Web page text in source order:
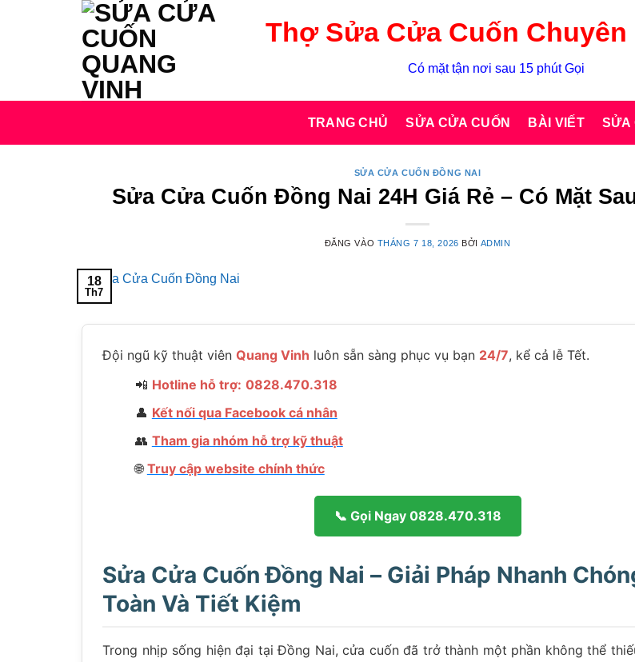
Thợ Sửa Cửa Cuốn Chuyên
Có mặt tận nơi sau 15 phút Gọi
TRANG CHỦ SỬA CỬA CUỐN BÀI VIẾT SỬA
SỬA CỬA CUỐN ĐỒNG NAI
Sửa Cửa Cuốn Đồng Nai 24H Giá Rẻ – Có Mặt
ĐĂNG VÀO THÁNG 7 18, 2026 BỞI ADMIN
18
Th7
Đội ngũ kỹ thuật viên Quang Vinh luôn sẵn sàng phục vụ bạn 24/7, kể cả lễ Tết.
📲 Hotline hỗ trợ: 0828.470.318
👤 Kết nối qua Facebook cá nhân
👥 Tham gia nhóm hỗ trợ kỹ thuật
🌐 Truy cập website chính thức
📞 Gọi Ngay 0828.470.318
Sửa Cửa Cuốn Đồng Nai – Giải Pháp Nhanh
Toàn Và Tiết Kiệm
Trong nhịp sống hiện đại tại Đồng Nai, cửa cuốn đã trở thành một phần không thể